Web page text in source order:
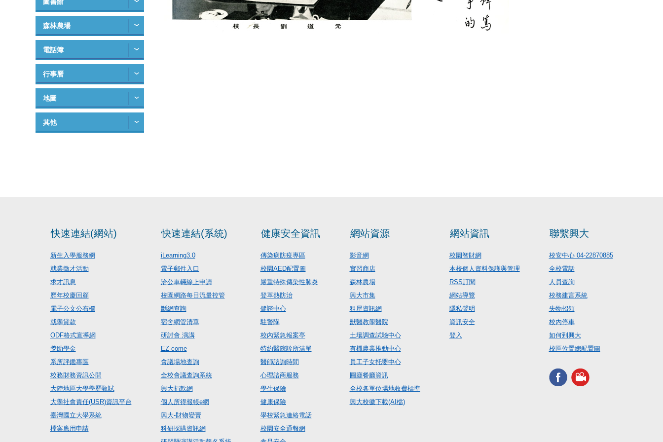
森林農場
電話簿
行事曆
地圖
其他
快速連結(網站)
新生入學服務網
就業徵才活動
求才訊息
歷年校慶回顧
電子公文公布欄
就學貸款
ODF格式宣導網
獎助學金
系所評鑑專區
校務財務資訊公開
大陸地區大學學歷甄試
大學社會責任(USR)資訊平台
臺灣國立大學系統
檔案應用申請
快速連結(系統)
iLearning3.0
電子郵件入口
洽公車輛線上申請
校園網路每日流量控管
斷網查詢
宿舍網管清單
研討會.演講
EZ-come
會議場地查詢
全校會議查詢系統
興大捐款網
個人所得報帳e網
興大-財物變賣
科研採購資訊網
健康安全資訊
傳染病防疫專區
校園AED配置圖
嚴重特殊傳染性肺炎
登革熱防治
健諮中心
駐警隊
校內緊急報案亭
特約醫院診所清單
醫師諮詢時間
心理諮商服務
學生保險
健康保險
學校緊急連絡電話
校園安全通報網
網站資源
影音網
實習商店
森林農場
興大市集
租屋資訊網
獸醫教學醫院
土壤調查試驗中心
有機農業推動中心
員工子女托嬰中心
圓廳餐廳資訊
全校各單位場地收費標準
興大校徽下載(AI檔)
網站資訊
校園智財網
本校個人資料保護與管理
RSS訂閱
網站導覽
隱私聲明
資訊安全
登入
聯繫興大
校安中心 04-22870885
全校電話
人員查詢
校務建言系統
失物招領
校內停車
如何到興大
校區位置總配置圖